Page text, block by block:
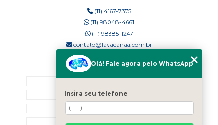
(11) 4167-7375
(11) 98048-4661
(11) 98385-1247
contato@lavacanaa.com.br
MENU
Quem Somos
Serviços
Olá! Fale agora pelo WhatsApp
Insira seu telefone